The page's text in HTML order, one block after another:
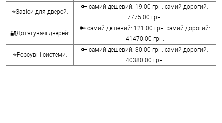
⭐Завіси для дверей:
🔑 самий дешевий: 19.00 грн. самий дорогий:
7775.00 грн.
🔐Дотягувачі дверей:
🔑 самий дешевий: 121.00 грн. самий дорогий:
41470.00 грн.
⭐Розсувні системи:
🔑 самий дешевий: 30.00 грн. самий дорогий:
40380.00 грн.